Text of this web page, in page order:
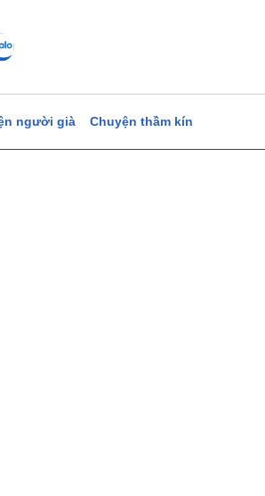
người già Chuyện thầm kín